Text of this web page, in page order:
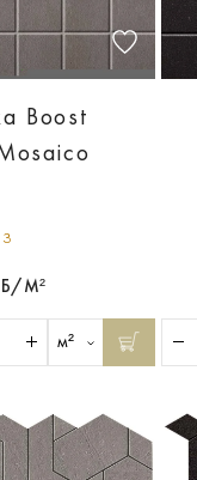
Boost
М²
м²